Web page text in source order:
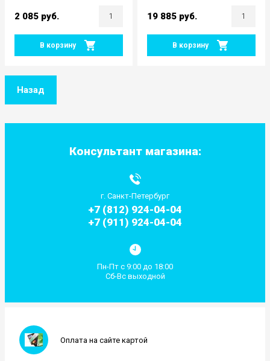
Консультант магазина:
г. Санкт-Петербург
+7 (812) 924-04-04
+7 (911) 924-04-04
Пн-Пт с 9:00 до 18:00
Сб-Вс выходной
Оплата на сайте картой
2 085 руб.
В корзину
19 885 руб.
В корзину
Назад